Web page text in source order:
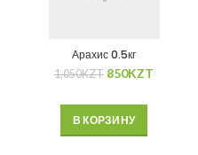
Арахис 0.5кг
1,050KZT 850KZT
В КОРЗИНУ